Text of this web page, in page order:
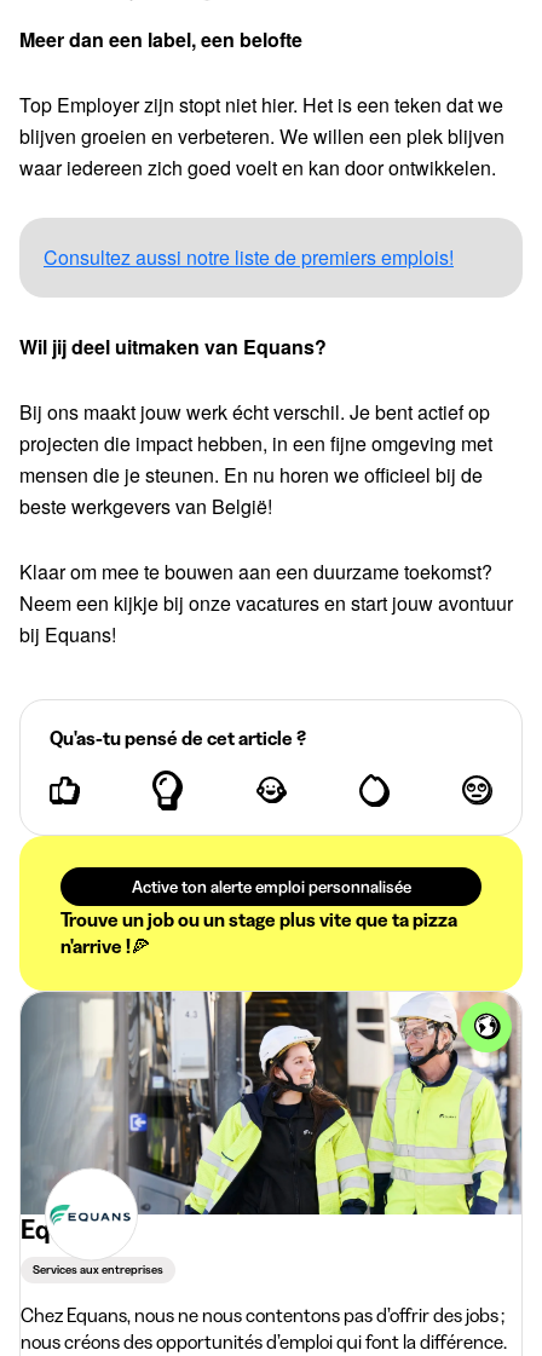
Meer dan een label, een belofte
Top Employer zijn stopt niet hier. Het is een teken dat we
blijven groeien en verbeteren. We willen een plek blijven
waar iedereen zich goed voelt en kan door ontwikkelen.
Consultez aussi notre liste de premiers emplois!
Wil jij deel uitmaken van Equans?
Bij ons maakt jouw werk écht verschil. Je bent actief op
projecten die impact hebben, in een fijne omgeving met
mensen die je steunen. En nu horen we officieel bij de
beste werkgevers van België!
Klaar om mee te bouwen aan een duurzame toekomst?
Neem een kijkje bij onze vacatures en start jouw avontuur
bij Equans!
Qu'as-tu pensé de cet article ?
Active ton alerte emploi personnalisée
Trouve un job ou un stage plus vite que ta pizza
n'arrive !🍕
Equans
Services aux entreprises
Chez Equans, nous ne nous contentons pas d’offrir des jobs ;
nous créons des opportunités d’emploi qui font la différence.